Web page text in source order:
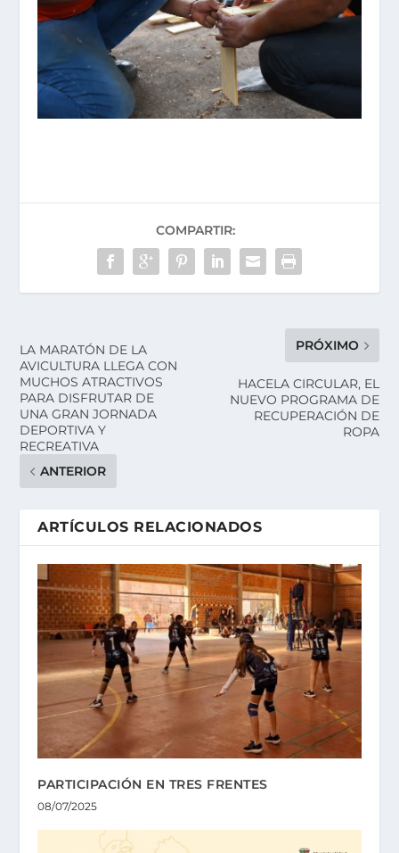
COMPARTIR:
LA MARATÓN DE LA
AVICULTURA LLEGA CON
MUCHOS ATRACTIVOS
PARA DISFRUTAR DE
UNA GRAN JORNADA
DEPORTIVA Y
RECREATIVA
ANTERIOR
PRÓXIMO
HACELA CIRCULAR, EL
NUEVO PROGRAMA DE
RECUPERACIÓN DE
ROPA
ARTÍCULOS RELACIONADOS
PARTICIPACIÓN EN TRES FRENTES
08/07/2025